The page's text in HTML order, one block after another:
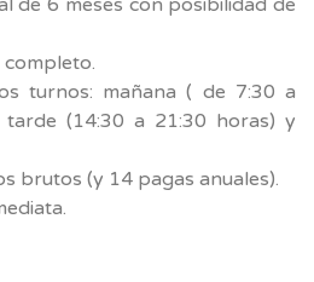
de 6 meses con posibilidad de
turnos: mañana ( de 7:30 a
tarde (14:30 a 21:30 horas) y
brutos (y 14 pagas anuales).